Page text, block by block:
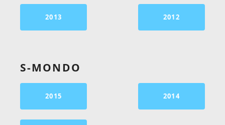
2013 2012
S-MONDO
2015 2014